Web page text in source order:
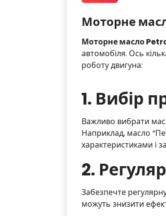
Моторне
Моторне масло
автомобіля. Ось
роботу двигуна:
1. Вибір
Важливо вибрати
Наприклад, масло
характеристиками і
2.
Забезпечте
можуть знизити